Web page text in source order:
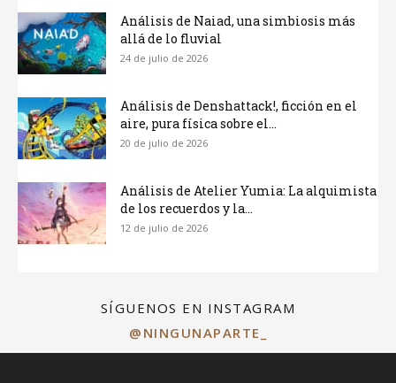
Análisis de Naiad, una simbiosis más
allá de lo fluvial
24 de julio de 2026
Análisis de Denshattack!, ficción en el
aire, pura física sobre el...
20 de julio de 2026
Análisis de Atelier Yumia: La alquimista
de los recuerdos y la...
12 de julio de 2026
SÍGUENOS EN INSTAGRAM
@NINGUNAPARTE_